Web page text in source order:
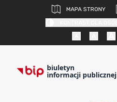
MAPA STRONY
biuletyn
informacji publicznej